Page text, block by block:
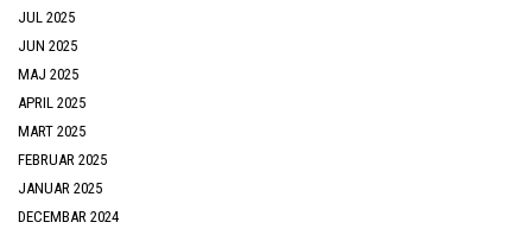
JUL 2025
JUN 2025
MAJ 2025
APRIL 2025
MART 2025
FEBRUAR 2025
JANUAR 2025
DECEMBAR 2024